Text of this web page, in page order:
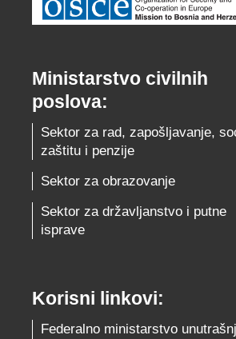
Ministarstvo civilnih
poslova:
Sektor za rad, zapošljavanje,
zaštitu i penzije
Sektor za obrazovanje
Sektor za državljanstvo i putne
isprave
Korisni linkovi:
Federalno ministarstvo